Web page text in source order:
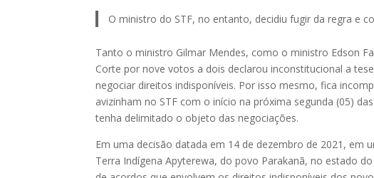
O ministro do STF, no entanto, decidiu fugir da regra e
Tanto o ministro Gilmar Mendes, como o ministro Edson
Corte por nove votos a dois declarou inconstitucional a
negociar direitos indisponíveis. Por isso mesmo, fica
avizinham no STF com o início na próxima segunda (05)
tenha delimitado o objeto das negociações.
Em uma decisão datada em 14 de dezembro de 2021, em
Terra Indígena Apyterewa, do povo Parakanã, no estado